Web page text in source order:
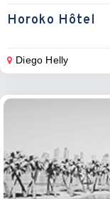
Horoko Hôtel
Diego Helly